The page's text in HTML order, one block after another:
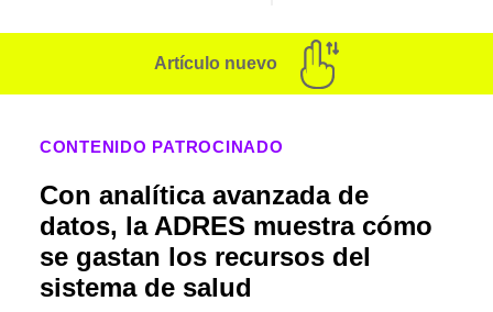
Artículo nuevo
CONTENIDO PATROCINADO
Con analítica avanzada de
datos, la ADRES muestra cómo
se gastan los recursos del
sistema de salud